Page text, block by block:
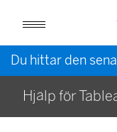
Du hittar den
Hjälp för